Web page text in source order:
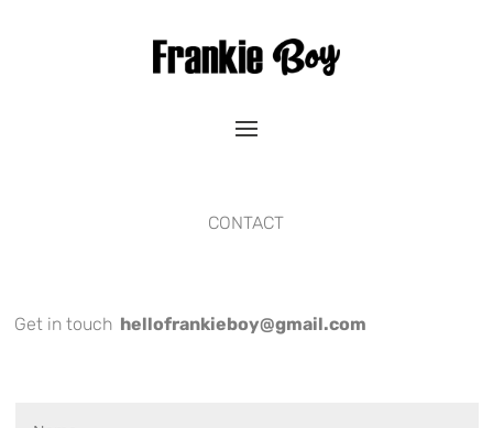
CONTACT
Get in touch hellofrankieboy@gmail.com